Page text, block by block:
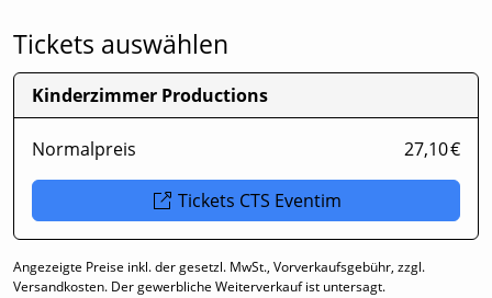
Tickets auswählen
Kinderzimmer Productions
Normalpreis 27,10 €
Tickets CTS Eventim
Angezeigte Preise inkl. der gesetzl. MwSt., Vorverkaufsgebühr, zzgl.
Versandkosten. Der gewerbliche Weiterverkauf ist untersagt.